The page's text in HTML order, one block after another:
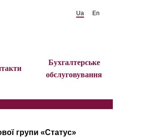
Ua En
Бухгалтерське
обслуговування
групи «Статус»